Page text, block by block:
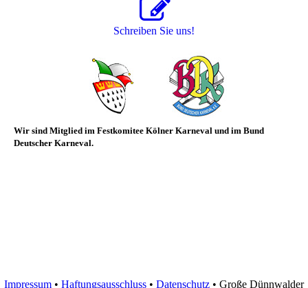
Schreiben Sie uns!
Wir sind Mitglied im Festkomitee Kölner Karneval und im Bund
Deutscher Karneval.
Impressum • Haftungsausschluss • Datenschutz • Große Dünnwalder